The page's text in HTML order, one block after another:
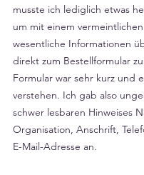
musste ich lediglich etwas
um mit einem
wesentliche Informationen
direkt zum Bestellformular
Formular war sehr kurz und
verstehen. Ich gab also
schwer lesbaren Hinweises
Organisation, Anschrift,
E-Mail-Adresse an.